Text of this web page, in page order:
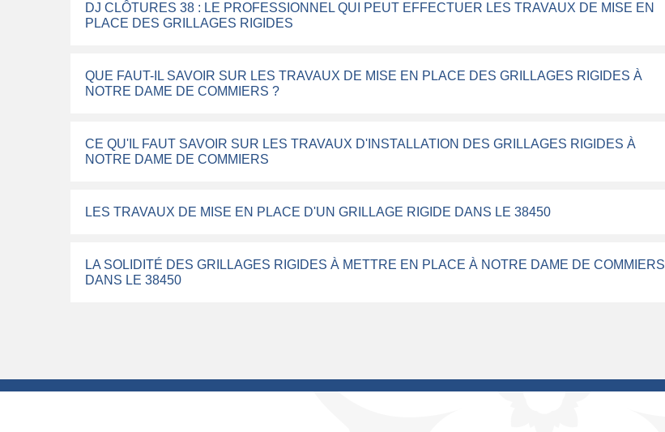
DJ CLÔTURES 38 : LE PROFESSIONNEL QUI PEUT EFFECTUER LES TRAVAUX DE MISE EN
PLACE DES GRILLAGES RIGIDES
QUE FAUT-IL SAVOIR SUR LES TRAVAUX DE MISE EN PLACE DES GRILLAGES RIGIDES À
NOTRE DAME DE COMMIERS ?
CE QU'IL FAUT SAVOIR SUR LES TRAVAUX D'INSTALLATION DES GRILLAGES RIGIDES À
NOTRE DAME DE COMMIERS
LES TRAVAUX DE MISE EN PLACE D'UN GRILLAGE RIGIDE DANS LE 38450
LA SOLIDITÉ DES GRILLAGES RIGIDES À METTRE EN PLACE À NOTRE DAME DE COMMIERS
DANS LE 38450